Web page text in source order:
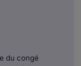
du congé